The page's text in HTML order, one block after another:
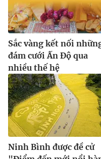
Sắc vàng kết nối
đám cưới Ấn Độ qua
nhiều thế hệ
Ninh Bình được đề cử